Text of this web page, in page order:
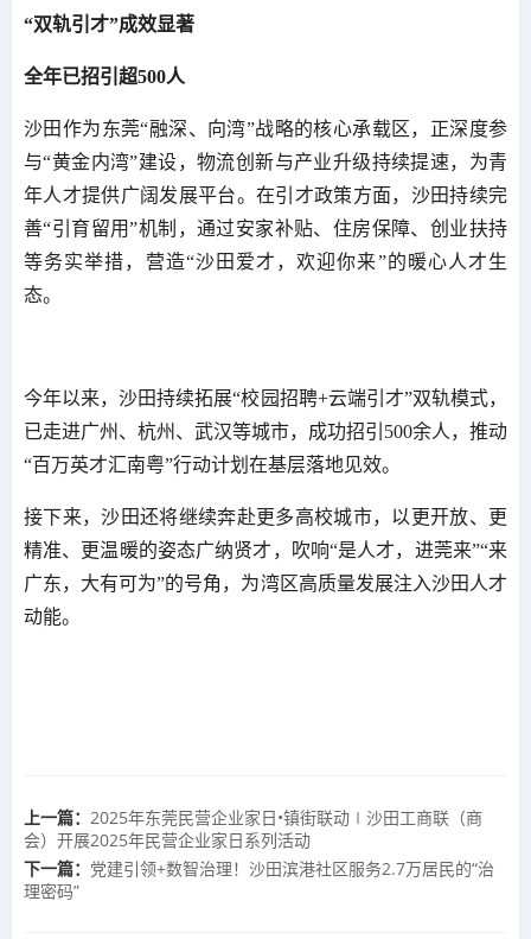
“双轨引才”成效显著
全年已招引超500人
沙田作为东莞“融深、向湾”战略的核心承载区，正深度参
与“黄金内湾”建设，物流创新与产业升级持续提速，为青
年人才提供广阔发展平台。在引才政策方面，沙田持续完
善“引育留用”机制，通过安家补贴、住房保障、创业扶持
等务实举措，营造“沙田爱才，欢迎你来”的暖心人才生
态。
今年以来，沙田持续拓展“校园招聘+云端引才”双轨模式，
已走进广州、杭州、武汉等城市，成功招引500余人，推动
“百万英才汇南粤”行动计划在基层落地见效。
接下来，沙田还将继续奔赴更多高校城市，以更开放、更
精准、更温暖的姿态广纳贤才，吹响“是人才，进莞来”“来
广东，大有可为”的号角，为湾区高质量发展注入沙田人才
动能。
上一篇： 2025年东莞民营企业家日•镇街联动∣沙田工商联（商
会）开展2025年民营企业家日系列活动
下一篇： 党建引领+数智治理！沙田滨港社区服务2.7万居民的“治
理密码”